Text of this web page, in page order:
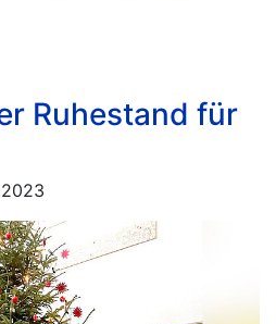
Ruhestand für